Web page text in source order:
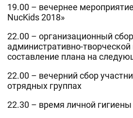
19.00 – вечернее
NucKids 2018»
22.00 – организационный сбор
административно-
составление плана на
22.00 – вечерний сбор
отрядных группах
22.30 – время личной гигиены